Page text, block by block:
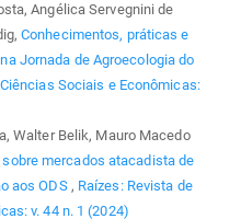
Angélica Servegnini de
Conhecimentos, práticas e
Jornada de Agroecologia do
Sociais e Econômicas:
Walter Belik, Mauro Macedo
mercados atacadista de
aos ODS , Raízes: Revista de
v. 44 n. 1 (2024)